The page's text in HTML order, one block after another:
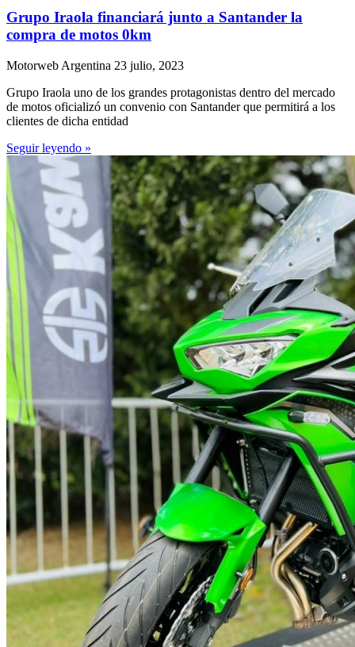
Grupo Iraola financiará junto a Santander la
compra de motos 0km
Motorweb Argentina 23 julio, 2023
Grupo Iraola uno de los grandes protagonistas dentro del mercado
de motos oficializó un convenio con Santander que permitirá a los
clientes de dicha entidad
Seguir leyendo »